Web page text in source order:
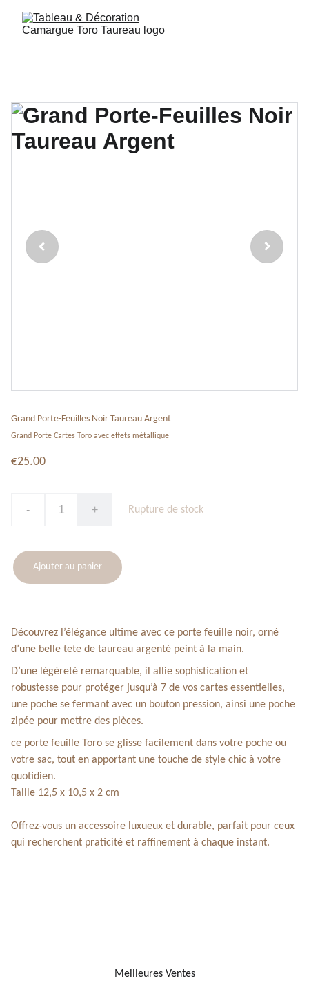
Grand Porte-Feuilles Noir Taureau Argent
Grand Porte Cartes Toro avec effets métallique
€25.00
- + Rupture de stock
Ajouter au panier
Découvrez l’élégance ultime avec ce porte feuille noir, orné
d’une belle tete de taureau argenté peint à la main.
D’une légèreté remarquable, il allie sophistication et
robustesse pour protéger jusqu’à 7 de vos cartes essentielles,
une poche se fermant avec un bouton pression, ainsi une poche
zipée pour mettre des pièces.
ce porte feuille Toro se glisse facilement dans votre poche ou
votre sac, tout en apportant une touche de style chic à votre
quotidien.
Taille 12,5 x 10,5 x 2 cm
Offrez-vous un accessoire luxueux et durable, parfait pour ceux
qui recherchent praticité et raffinement à chaque instant.
Meilleures Ventes